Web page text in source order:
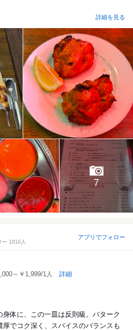
詳細を見る
7
ー 1816人
アプリでフォロー
～￥1,999/1人 詳細
体に、この一皿は反則級。バターク
厚でコク深く、スパイスのバランスも